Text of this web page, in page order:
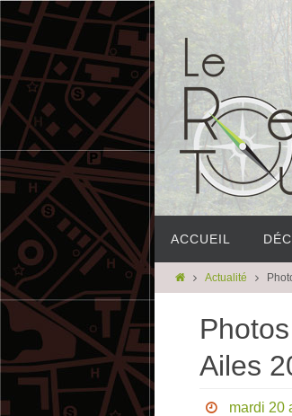
ACCUEIL
Actualité
Ailes
mardi 20